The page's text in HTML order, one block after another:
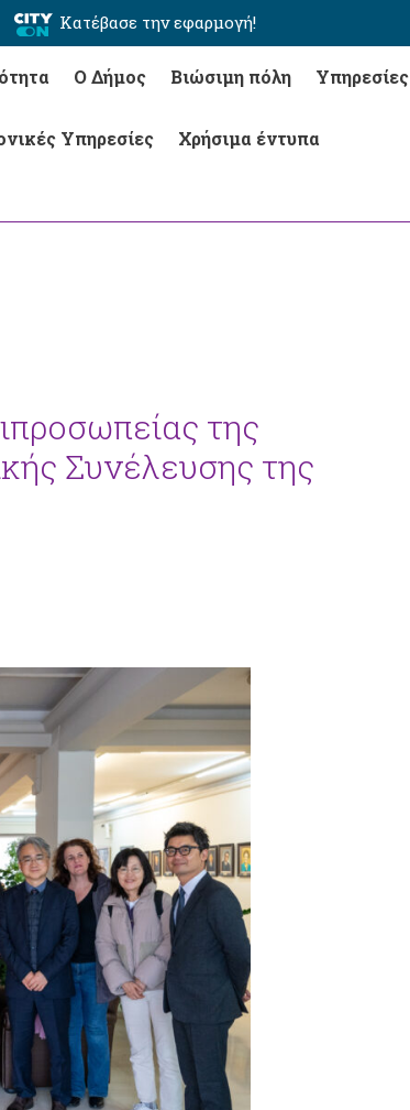
Κατέβασε την εφαρμογή!
Ο Δήμος Βιώσιμη πόλη Υπηρεσίες
Υπηρεσίες Χρήσιμα έντυπα
της
Συνέλευσης της